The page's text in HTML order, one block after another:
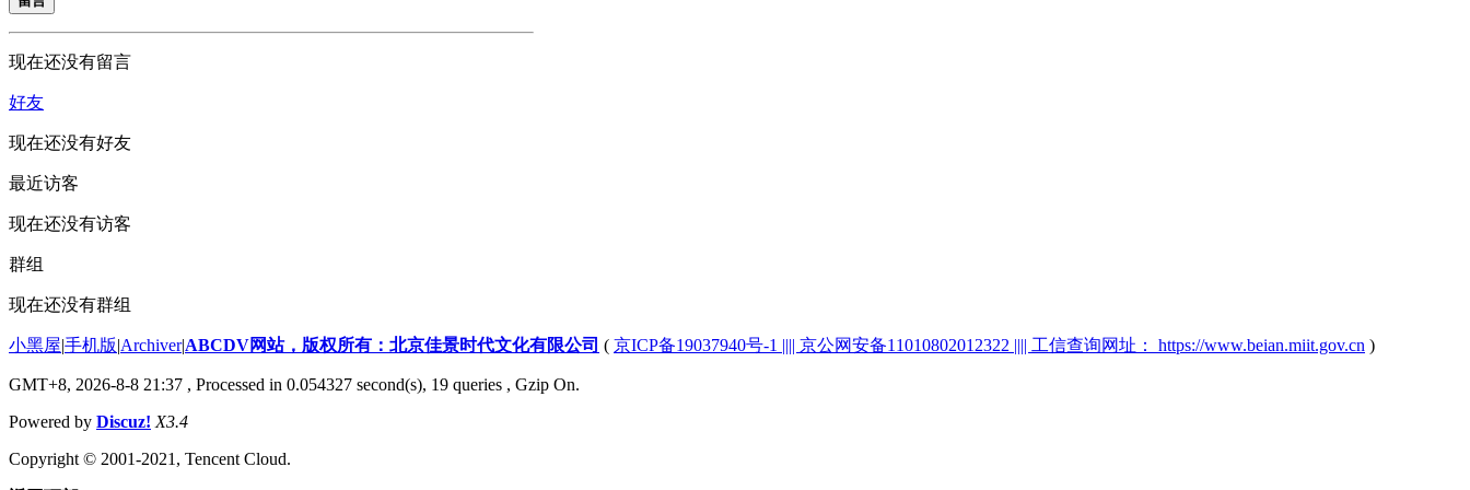
现在还没有留言
好友
现在还没有好友
最近访客
现在还没有访客
群组
现在还没有群组
小黑屋|手机版|Archiver|ABCDV网站，版权所有：北京佳景时代文化有限公司 ( 京ICP备19037940号-1 |||| 京公网安备11010802012322 |||| 工信查询网址： https://www.beian.miit.gov.cn )
GMT+8, 2026-8-8 21:37 , Processed in 0.054327 second(s), 19 queries , Gzip On.
Powered by Discuz! X3.4
Copyright © 2001-2021, Tencent Cloud.